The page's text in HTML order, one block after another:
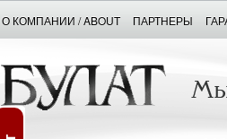
О КОМПАНИИ / ABOUT ПАРТНЕРЫ